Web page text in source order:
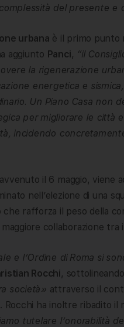
del presente e
urbana è il primo punto
aggiunto Panci, “il
la rigenerazione
energetica e
Un Piano Casa non
per migliorare le città
incidendo
il 6 maggio, viene
nell’elezione di una
rafforza il peso della
collaborazione
e l’Ordine di Roma si
Rocchi,
società» attraverso il
ha inoltre ribadito il
tutelare l’onorabilità